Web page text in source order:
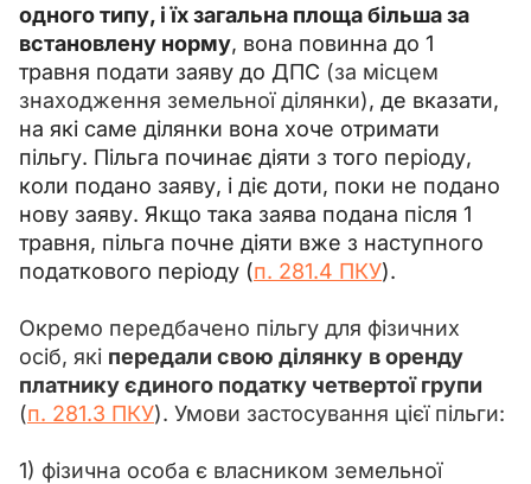
одного типу, і їх загальна площа більша за
встановлену норму, вона повинна до 1
травня подати заяву до ДПС (за місцем
знаходження земельної ділянки), де вказати,
на які саме ділянки вона хоче отримати
пільгу. Пільга починає діяти з того періоду,
коли подано заяву, і діє доти, поки не подано
нову заяву. Якщо така заява подана після 1
травня, пільга почне діяти вже з наступного
податкового періоду (п. 281.4 ПКУ).
Окремо передбачено пільгу для фізичних
осіб, які передали свою ділянку в оренду
платнику єдиного податку четвертої групи
(п. 281.3 ПКУ). Умови застосування цієї пільги:
1) фізична особа є власником земельної